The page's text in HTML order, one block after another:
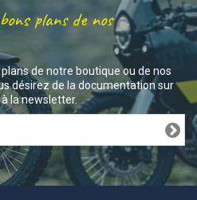
plans de nos
de notre boutique ou de nos
désirez de la documentation sur
la newsletter.